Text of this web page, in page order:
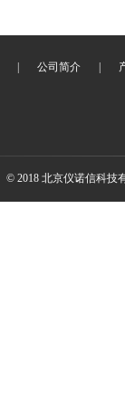
公司简介
© 2018 北京仪诺信科技